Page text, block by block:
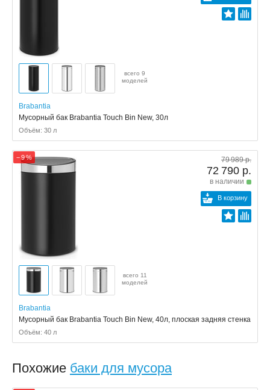
всего 9
моделей
Brabantia
Мусорный бак Brabantia Touch Bin New, 30л
Объём: 30 л
− 9 % 79 989 р.
72 790 р.
в наличии
В корзину
всего 11
моделей
Brabantia
Мусорный бак Brabantia Touch Bin New, 40л, плоская задняя стенка
Объём: 40 л
Похожие баки для мусора